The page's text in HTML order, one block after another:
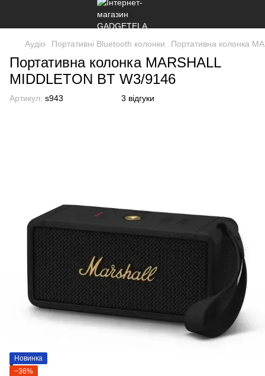
Аудіо Портативні Bluetooth колонки Портативна колонка
Портативна колонка MARSHALL
MIDDLETON BT W3/9146
Артикул: s943 3 відгуки
Новинка
−36%